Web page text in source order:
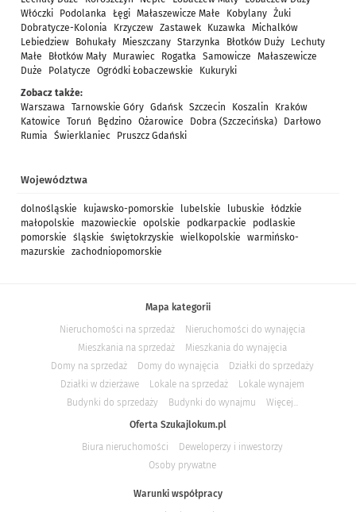
Włóczki
Podolanka Łęgi Małaszewicze Małe Kobylany Żuki
Dobratycze-Kolonia
Krzyczew Zastawek Kuzawka
Michalków
Lebiedziew
Bohukały Mieszczany Starzynka Błotków Duży
Lechuty
Małe
Błotków Mały Murawiec Rogatka Samowicze
Małaszewicze
Duże
Polatycze Ogródki Łobaczewskie
Kukuryki
Zobacz także:
Warszawa
Tarnowskie Góry Gdańsk Szczecin Koszalin
Kraków
Katowice
Toruń Będzino Ożarowice Dobra (Szczecińska)
Darłowo
Rumia
Świerklaniec Pruszcz Gdański
Województwa
dolnośląskie kujawsko-pomorskie lubelskie lubuskie
łódzkie
małopolskie
mazowieckie opolskie podkarpackie
podlaskie
pomorskie
śląskie świętokrzyskie wielkopolskie
warmińsko-
mazurskie
zachodniopomorskie
Mapa kategorii
Nieruchomości na sprzedaż
Nieruchomości do wynajęcia
Mieszkania na sprzedaż
Mieszkania do wynajęcia
Domy na sprzedaż
Domy do wynajęcia
Działki do sprzedaży
Działki w dzierżawe
Lokale na sprzedaż
Lokale wynajem
Budynki do sprzedaży
Budynki do wynajmu
Więcej...
Oferta Szukajlokum.pl
Biura nieruchomości
Deweloperzy i inwestorzy
Osoby prywatne
Warunki współpracy